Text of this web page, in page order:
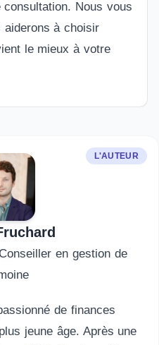
Nous vous
aiderons à choisir
le mieux à votre
L'AUTEUR
en gestion de
de finances
jeune âge. Après une